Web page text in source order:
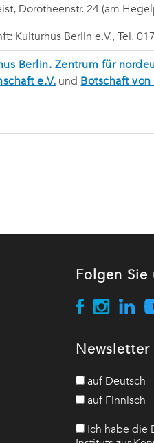
Dorotheenstr. 24 (am
Kulturhus Berlin e.V., Tel.
Berlin. Zentrum für
e.V. und Botschaft
Folgen Sie
auf Deutsch
auf Finnisch
Ich habe die